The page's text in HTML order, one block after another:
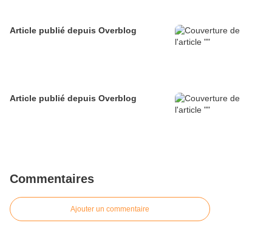
Article publié depuis Overblog
Article publié depuis Overblog
Commentaires
Ajouter un commentaire